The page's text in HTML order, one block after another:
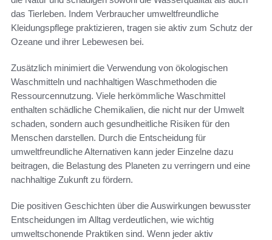
das Tierleben. Indem Verbraucher umweltfreundliche
Kleidungspflege praktizieren, tragen sie aktiv zum Schutz der
Ozeane und ihrer Lebewesen bei.
Zusätzlich minimiert die Verwendung von ökologischen
Waschmitteln und nachhaltigen Waschmethoden die
Ressourcennutzung. Viele herkömmliche Waschmittel
enthalten schädliche Chemikalien, die nicht nur der Umwelt
schaden, sondern auch gesundheitliche Risiken für den
Menschen darstellen. Durch die Entscheidung für
umweltfreundliche Alternativen kann jeder Einzelne dazu
beitragen, die Belastung des Planeten zu verringern und eine
nachhaltige Zukunft zu fördern.
Die positiven Geschichten über die Auswirkungen bewusster
Entscheidungen im Alltag verdeutlichen, wie wichtig
umweltschonende Praktiken sind. Wenn jeder aktiv